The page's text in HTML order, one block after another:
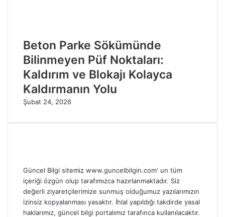
Beton Parke Sökümünde
Bilinmeyen Püf Noktaları:
Kaldırım ve Blokajı Kolayca
Kaldırmanın Yolu
Şubat 24, 2026
Güncel Bilgi sitemiz www.guncelbilgin.com' un tüm
içeriği özgün olup tarafımızca hazırlanmaktadır. Siz
değerli ziyaretçilerimize sunmuş olduğumuz yazılarımızın
izinsiz kopyalanması yasaktır. İhlal yapıldığı takdirde yasal
haklarımız, güncel bilgi portalımız tarafınca kullanılacaktır.